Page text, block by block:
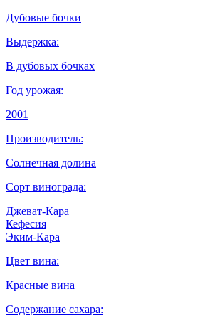
Дубовые бочки
Выдержка:
В дубовых бочках
Год урожая:
2001
Производитель:
Солнечная долина
Сорт винограда:
Джеват-Кара
Кефесия
Эким-Кара
Цвет вина:
Красные вина
Содержание сахара: